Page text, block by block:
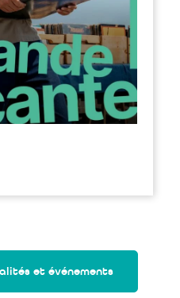
et événements